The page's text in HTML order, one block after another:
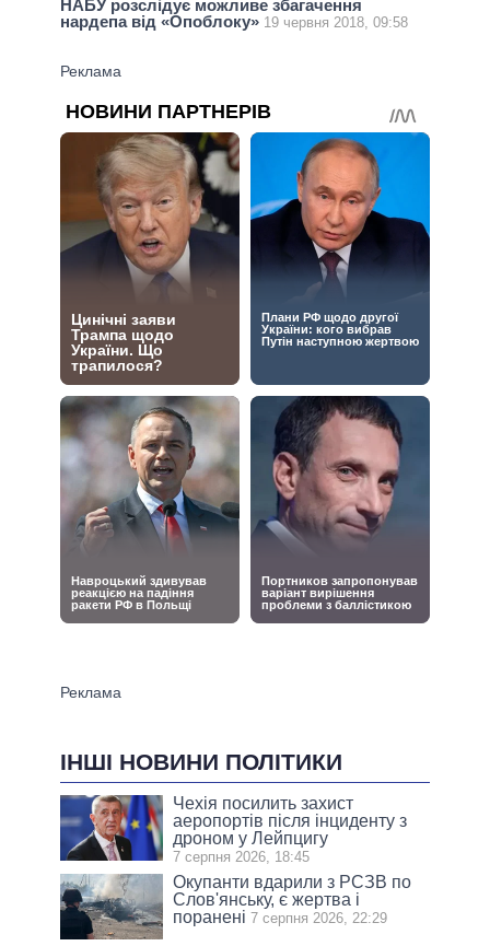
НАБУ розслідує можливе збагачення
нардепа від «Опоблоку» 19 червня 2018, 09:58
ІНШІ НОВИНИ ПОЛІТИКИ
Чехія посилить захист
аеропортів після інциденту з
дроном у Лейпцигу
7 серпня 2026, 18:45
Окупанти вдарили з РСЗВ по
Слов'янську, є жертва і
поранені 7 серпня 2026, 22:29